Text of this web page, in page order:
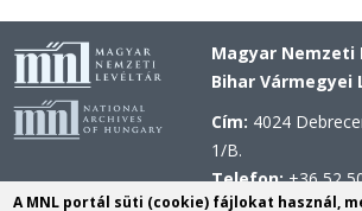
Magyar Nemzeti
Bihar Vármegyei
Cím: 4024
1/B.
Telefon:+36 52
A MNL portál süti (cookie) fájlokat használ,